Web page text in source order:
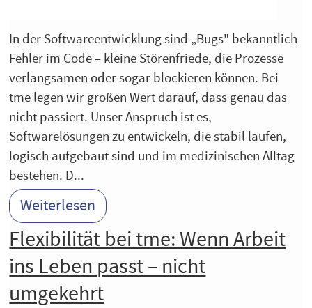
In der Softwareentwicklung sind „Bugs" bekanntlich
Fehler im Code – kleine Störenfriede, die Prozesse
verlangsamen oder sogar blockieren können. Bei
tme legen wir großen Wert darauf, dass genau das
nicht passiert. Unser Anspruch ist es,
Softwarelösungen zu entwickeln, die stabil laufen,
logisch aufgebaut sind und im medizinischen Alltag
bestehen. D...
Weiterlesen
Flexibilität bei tme: Wenn Arbeit
ins Leben passt – nicht
umgekehrt